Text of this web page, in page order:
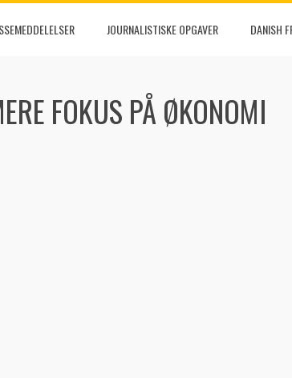
JOURNALISTISKE OPGAVER DANISH
FOKUS PÅ ØKONOMI